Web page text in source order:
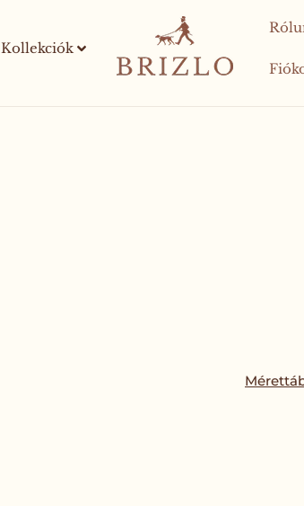
Kollekciók